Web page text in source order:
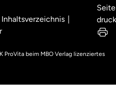
Inhaltsverzeichnis
Seite
ProVita beim MBO Verlag lizenziertes